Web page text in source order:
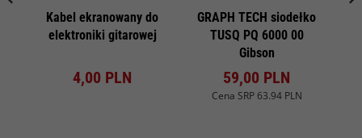
Kabel ekranowany do
elektroniki gitarowej
4,00 PLN
GRAPH TECH siodełko
TUSQ PQ 6000 00
Gibson
59,00 PLN
Cena SRP 63.94 PLN